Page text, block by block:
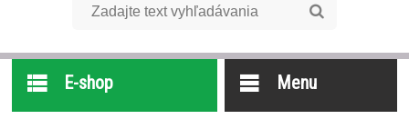
E-shop Menu